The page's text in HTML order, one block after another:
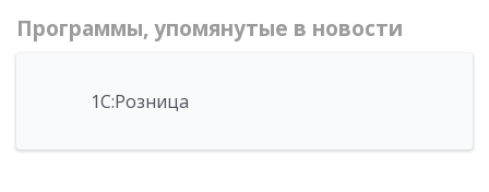
Программы, упомянутые в новости
1С:Розница